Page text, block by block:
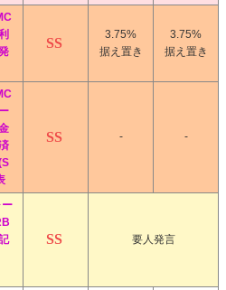
3.75%
据え置き
3.75%
据え置き
- -
ー
要人発言